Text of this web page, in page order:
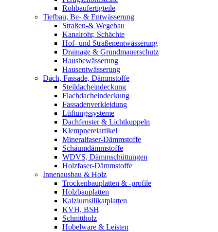
Rohbaufertigteile
Tiefbau, Be- & Entwässerung
Straßen-& Wegebau
Kanalrohr, Schächte
Hof- und Straßenentwässerung
Drainage & Grundmauerschutz
Hausbewässerung
Hausentwässerung
Dach, Fassade, Dämmstoffe
Steildacheindeckung
Flachdacheindeckung
Fassadenverkleidung
Lüftungssysteme
Dachfenster & Lichtkuppeln
Klempnereiartikel
Mineralfaser-Dämmstoffe
Schaumdämmstoffe
WDVS, Dämmschüttungen
Holzfaser-Dämmstoffe
Innenausbau & Holz
Trockenbauplatten & -profile
Holzbauplatten
Kalziumsilikatplatten
KVH, BSH
Schnittholz
Hobelware & Leisten